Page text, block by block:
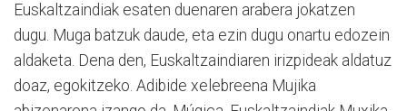
Euskaltzaindiak esaten duenaren arabera jokatzen
dugu. Muga batzuk daude, eta ezin dugu onartu edozein
aldaketa. Dena den, Euskaltzaindiaren irizpideak aldatuz
doaz, egokitzeko. Adibide xelebreena Mujika